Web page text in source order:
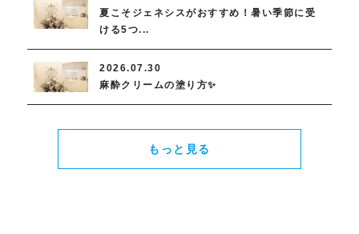
夏こそジェネシスがおすすめ！暑い季節に受
ける5つ...
2026.07.30
麻酔クリームの塗り方✨
もっと見る